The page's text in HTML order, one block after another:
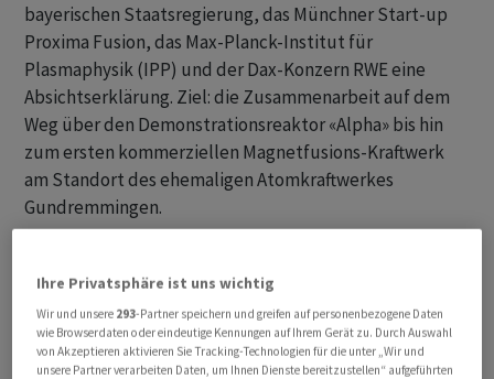
bayerischen Staatsregierung, das Münchner Start-up
Proxima Fusion, das Max-Planck-Institut für
Plasmaphysik (IPP) und der Dax-Konzern RWE eine
Absichtserklärung. Ziel: die Zusammenarbeit auf dem
Weg über den Demonstrationsreaktor «Alpha» bis hin
zum ersten kommerziellen Magnetfusions-Kraftwerk
am Standort des ehemaligen Atomkraftwerkes
Gundremmingen.
Investoren
«Die Finanzierung dazu wird ein wirklicher Kraftakt sein,
das muss man sagen. Allein das Projekt Alpha wird 2
Ihre Privatsphäre ist uns wichtig
Wir und unsere 293-Partner speichern und greifen auf personenbezogene Daten
wie Browserdaten oder eindeutige Kennungen auf Ihrem Gerät zu. Durch Auswahl
von Akzeptieren aktivieren Sie Tracking-Technologien für die unter „Wir und
unsere Partner verarbeiten Daten, um Ihnen Dienste bereitzustellen“ aufgeführten